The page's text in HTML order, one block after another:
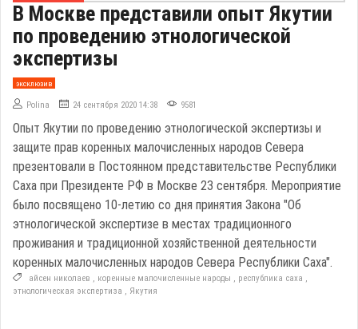
В Москве представили опыт Якутии
по проведению этнологической
экспертизы
эксклюзив
Polina 24 сентября 2020 14:38 9581
Опыт Якутии по проведению этнологической экспертизы и
защите прав коренных малочисленных народов Севера
презентовали в Постоянном представительстве Республики
Саха при Президенте РФ в Москве 23 сентября. Мероприятие
было посвящено 10-летию со дня принятия Закона "Об
этнологической экспертизе в местах традиционного
проживания и традиционной хозяйственной деятельности
коренных малочисленных народов Севера Республики Саха".
айсен николаев , коренные малочисленные народы , республика саха ,
этнологическая экспертиза , Якутия